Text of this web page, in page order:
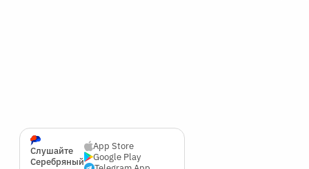
Слушайте
Серебряный
App Store
Google Play